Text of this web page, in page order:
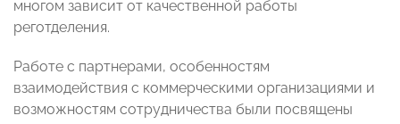
многом зависит от качественной работы
реготделения.
Работе с партнерами, особенностям
взаимодействия с коммерческими организациями и
возможностям сотрудничества были посвящены